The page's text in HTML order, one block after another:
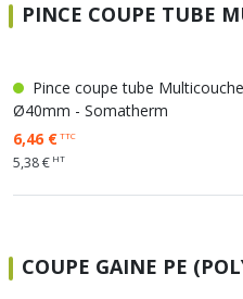
PINCE COUPE TUBE
Pince coupe tube
Ø40mm - Somatherm
6,46 €TTC
5,38 € HT
COUPE GAINE PE